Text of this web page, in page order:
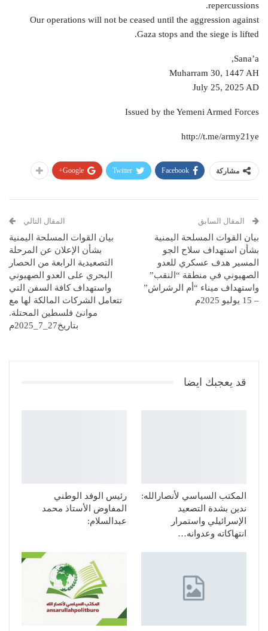
repercussions.
Our operations will not be ceased until the aggression against
Gaza stops and the siege is lifted.
Sana’a,
Muharram 30, 1447 AH
July 25, 2025 AD
Issued by the Yemeni Armed Forces
http://t.me/army21ye
مشاركة Facebook
Twitter
Google+
المقال السابق
بيان القوات المسلحة اليمنية
بشأن استهداف سلاح الجو
المسير هدف عسكري للعدو
الصهيوني في منطقة “النقب”
واستهداف ميناء “أم الرشراش”
– 15 يوليو 2025م
المقال التالي
بيان القوات المسلحة اليمنية
بشأن الإعلان عن المرحلة
التصعيدية الرابعة من الحصار
البحري على العدو الصهيوني
واستهداف كافة السفن التي
تتعامل الشركات المالكة لها مع
موانئ فلسطين المحتلة.
بتاريخ27_7_2025م
قد يعجبك ايضا
المكتب السياسي لأنصارالله:
ندين بشدة التصعيد
الإسرائيلي واستمرار
انتهاكاته وعدوانه…
رئيس الوفد الوطني
المفاوض الأستاذ محمد
عبدالسلام: